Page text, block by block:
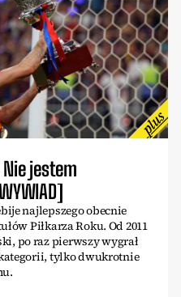
jestem
najlepszego obecnie
Piłkarza Roku. Od 2011
po raz pierwszy wygrał
tylko dwukrotnie